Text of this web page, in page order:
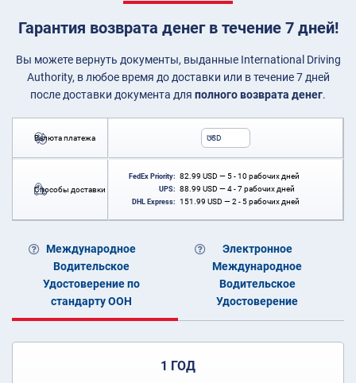
Гарантия возврата денег в течение 7 дней!
Вы можете вернуть документы, выданные International Driving
Authority, в любое время до доставки или в течение 7 дней
после доставки документа для полного возврата денег.
Валюта платежа USD
Способы доставки
FedEx Priority: 82.99 USD — 5 - 10 рабочих дней
UPS: 88.99 USD — 4 - 7 рабочих дней
DHL Express: 151.99 USD — 2 - 5 рабочих дней
Международное
Водительское
Удостоверение по
стандарту ООН
Электронное
Международное
Водительское
Удостоверение
1 ГОД